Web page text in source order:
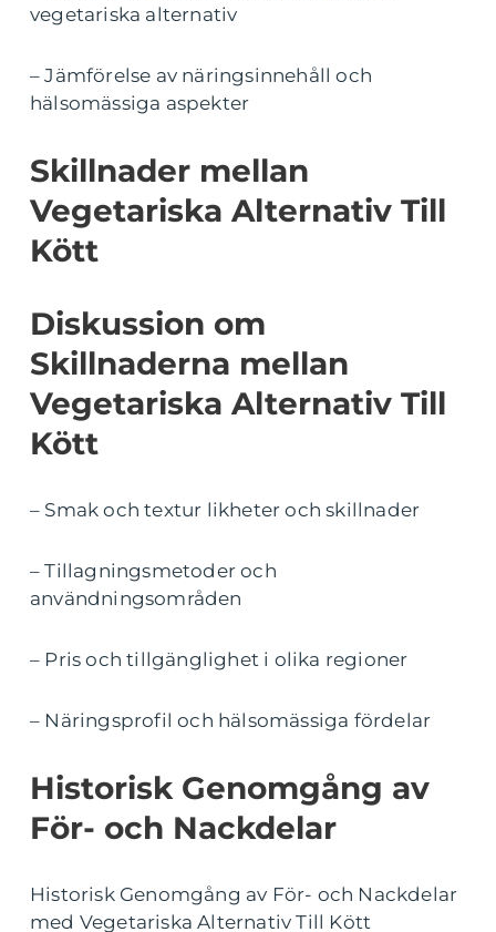
vegetariska alternativ
– Jämförelse av näringsinnehåll och
hälsomässiga aspekter
Skillnader mellan
Vegetariska Alternativ Till
Kött
Diskussion om
Skillnaderna mellan
Vegetariska Alternativ Till
Kött
– Smak och textur likheter och skillnader
– Tillagningsmetoder och
användningsområden
– Pris och tillgänglighet i olika regioner
– Näringsprofil och hälsomässiga fördelar
Historisk Genomgång av
För- och Nackdelar
Historisk Genomgång av För- och Nackdelar
med Vegetariska Alternativ Till Kött